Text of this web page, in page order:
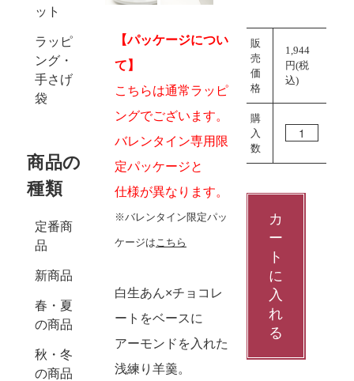
ット
ラッピ
ング・
手さげ
袋
商品の
種類
定番商
品
新商品
春・夏
の商品
秋・冬
の商品
【パッケージについ
て】
こちらは通常ラッピ
ングでございます。
バレンタイン専用限
定パッケージと
仕様が異なります。
※バレンタイン限定パッ
ケージは こちら
白生あん×チョコレ
ートをベースに
アーモンドを入れた
浅練り羊羹。
販
売
価
格
1,944
円(税
込)
購
入
数
カ
ー
ト
に
入
れ
る